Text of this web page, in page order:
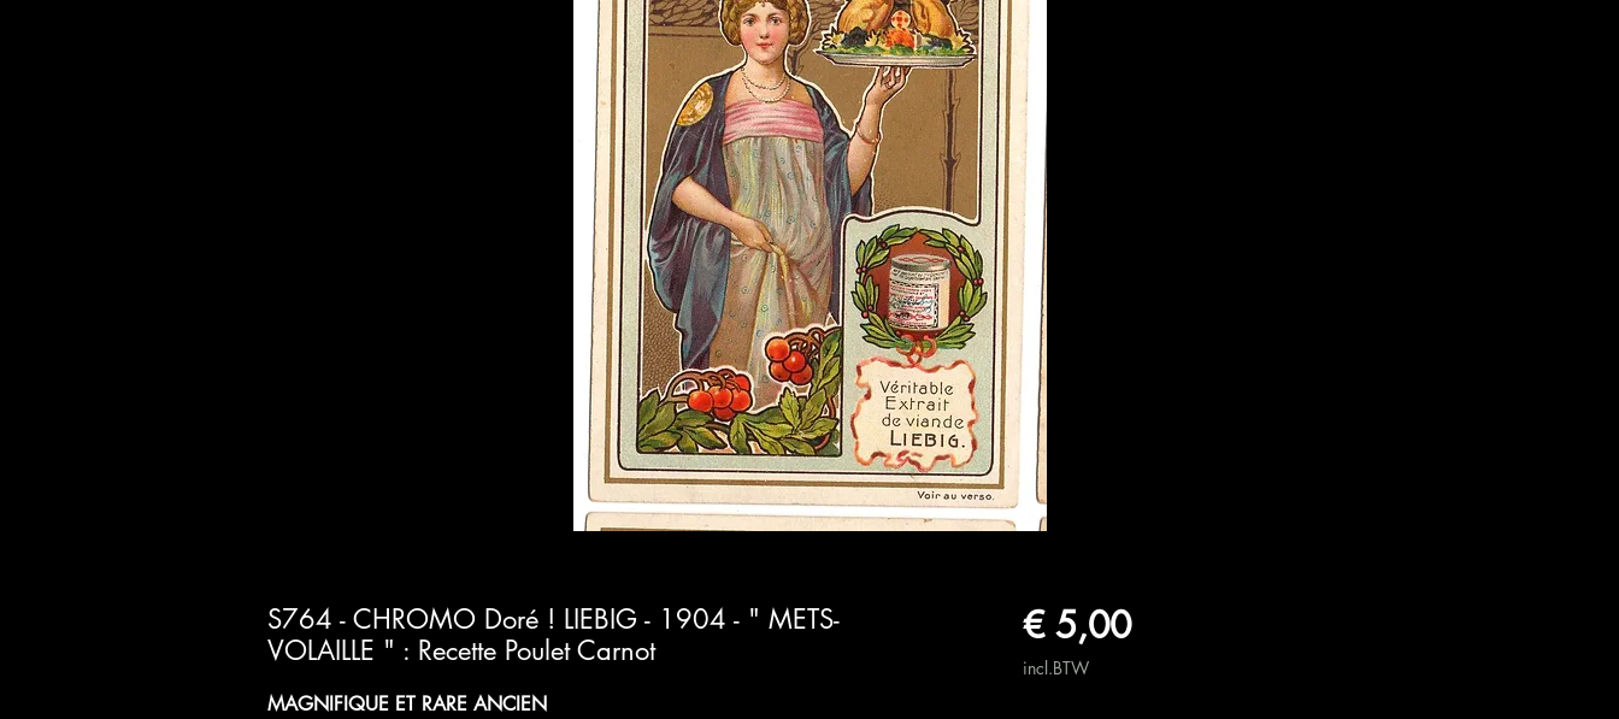
S764 - CHROMO Doré ! LIEBIG - 1904 - " METS-
VOLAILLE " : Recette Poulet Carnot
MAGNIFIQUE ET RARE ANCIEN
€ 5,00Prijs
incl.BTW